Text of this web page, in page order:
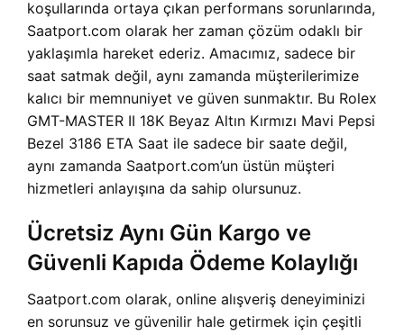
koşullarında ortaya çıkan performans sorunlarında,
Saatport.com olarak her zaman çözüm odaklı bir
yaklaşımla hareket ederiz. Amacımız, sadece bir
saat satmak değil, aynı zamanda müşterilerimize
kalıcı bir memnuniyet ve güven sunmaktır. Bu Rolex
GMT-MASTER II 18K Beyaz Altın Kırmızı Mavi Pepsi
Bezel 3186 ETA Saat ile sadece bir saate değil,
aynı zamanda Saatport.com’un üstün müşteri
hizmetleri anlayışına da sahip olursunuz.
Ücretsiz Aynı Gün Kargo ve
Güvenli Kapıda Ödeme Kolaylığı
Saatport.com olarak, online alışveriş deneyiminizi
en sorunsuz ve güvenilir hale getirmek için çeşitli